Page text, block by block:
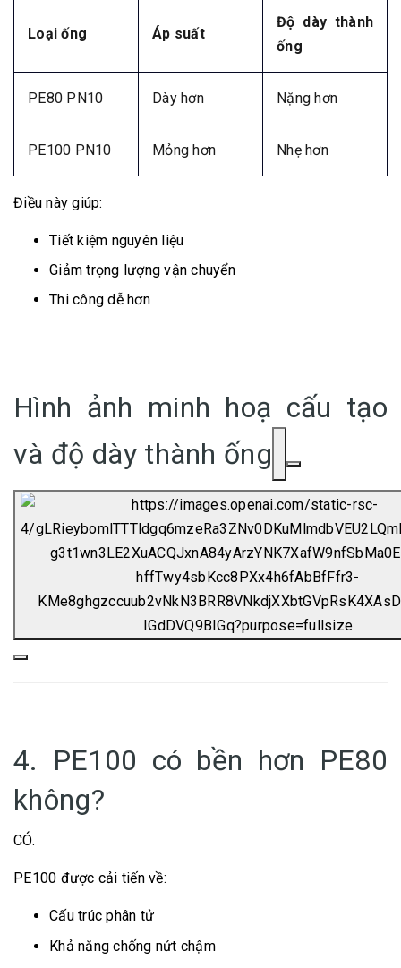
Loại ống Áp suất
Độ dày thành
ống
PE80 PN10 Dày hơn Nặng hơn
PE100 PN10 Mỏng hơn Nhẹ hơn
Điều này giúp:
Tiết kiệm nguyên liệu
Giảm trọng lượng vận chuyển
Thi công dễ hơn
Hình ảnh minh hoạ cấu tạo
và độ dày thành ống
4. PE100 có bền hơn PE80
không?
CÓ.
PE100 được cải tiến về:
Cấu trúc phân tử
Khả năng chống nứt chậm